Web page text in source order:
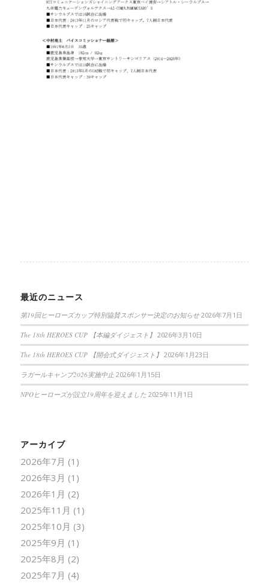
最近のニュース
第19回ヒーローズカップ特別協賛スポンサー決定のお知らせ 2026年7月1日
The 18th HEROES CUP 【本編ダイジェスト】 2026年3月10日
The 18th HEROES CUP 【開会式ダイジェスト】 2026年1月23日
ラガールキャンプ2026実施中止 2026年1月15日
NPOヒーローズが設立19周年を迎えました 2025年11月1日
アーカイブ
2026年7月 (1)
2026年3月 (1)
2026年1月 (2)
2025年11月 (1)
2025年10月 (3)
2025年9月 (1)
2025年8月 (2)
2025年7月 (4)